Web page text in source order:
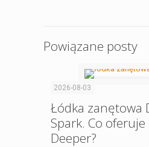
Powiązane posty
2026-08-03
Łódka zanętowa
Spark. Co
Deeper?